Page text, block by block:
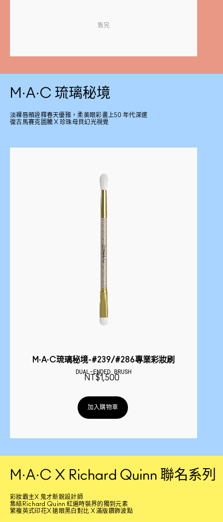
售完
M·A·C 琉璃秘境
淡裸唇頰詮釋春天優雅，柔美眼彩畫上50 年代深邃
復古馬賽克圖騰 X 珍珠母貝幻光視覺
M·A·C琉璃秘境-#239/#286專業彩妝刷
DUAL-ENDED BRUSH
NT$1,500
加入購物車
M·A·C X Richard Quinn 聯名系列
彩妝霸主X 鬼才新銳設計師
集結Richard Quinn 紅遍時裝界的獨到元素
繁複英式印花X 搶眼黑白對比 X 滿版鑽飾波點